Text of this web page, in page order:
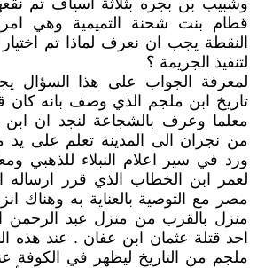
وشبيب بن بجره بثلاثة اسياف تم
قطام بنت شحنة التميمية وهي
النقطة يجب ان نعرف لماذا تم
لتنفيذ الجريمة ؟
لمعرفة الجواب على هذا السؤال
تاريخ ابن ملجم الذي وصف بانه كان
معلما وعرف بالشجاعة لنجد ان
من نجران الى المدينة تعلم على يد
ورد في سير اعلام النبلاء للذهبي
لعمر ابن الخطاب الذي قرر ارساله
مصر مع التوصية بالعناية به وهناك
منزل بالقرب من منزل عبد الرحمن
احد قتلة عثمان ابن عفان . عند هذه
ملجم من التاريخ ليظهر في الكوفة